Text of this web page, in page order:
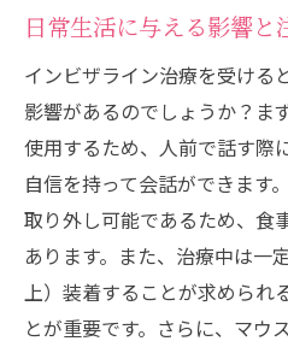
日常生活に与える影響と
インビザライン治療を受ける
影響があるのでしょうか？ま
使用するため、人前で話す際
自信を持って会話ができます
取り外し可能であるため、食
あります。また、治療中は一
上）装着することが求められ
とが重要です。さらに、マウ